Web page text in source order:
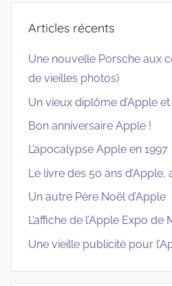
Articles récents
Une nouvelle Porsche aux
de vieilles photos)
Un vieux diplôme d’Apple et
Bon anniversaire Apple !
L’apocalypse Apple en 1997
Le livre des 50 ans
Un autre Père Noël d’Apple
L’affiche de l’Apple Expo de
Une vieille publicité pour